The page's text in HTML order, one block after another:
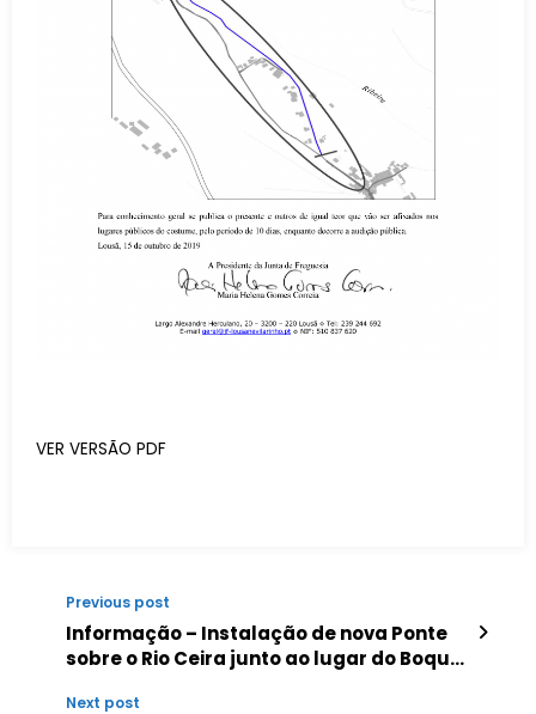
VER VERSÃO PDF
Previous post
Informação – Instalação de nova Ponte
sobre o Rio Ceira junto ao lugar do Boque
Next post